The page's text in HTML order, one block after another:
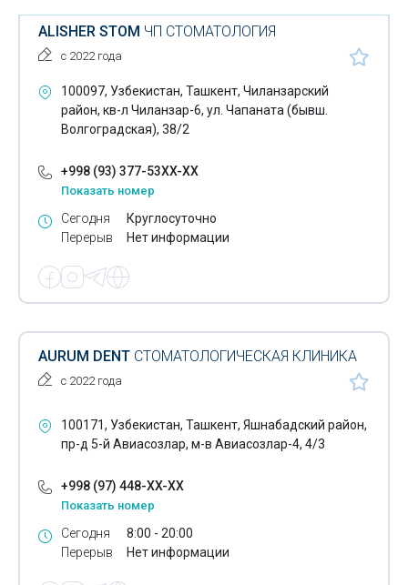
Круглосуточная стоматология
Протезирование зубов металлокерамическими
Протезирование зубов циркониевыми коронками
Виниры на зубы
Герметизация фиссур
Зубосохраняющие операции
Профессиональная чистка зубов
Ультразвуковая чистка зубов
Чистка зубов
Рентген зубов
Установка брекетов
ALISHER STOM ЧП СТОМАТОЛОГИЯ
с 2022 года
100097, Узбекистан, Ташкент, Чиланзарский
район, кв-л Чиланзар-6, ул. Чапаната (бывш.
Волгоградская), 38/2
+998 (93) 377-53XX-XX
Показать номер
Сегодня
Перерыв
Круглосуточно
Нет информации
AURUM DENT СТОМАТОЛОГИЧЕСКАЯ КЛИНИКА
с 2022 года
100171, Узбекистан, Ташкент, Яшнабадский район,
пр-д 5-й Авиасозлар, м-в Авиасозлар-4, 4/3
+998 (97) 448-XX-XX
Показать номер
Сегодня
Перерыв
8:00 - 20:00
Нет информации